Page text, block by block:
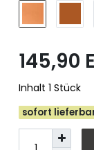
145,90
Inhalt 1 Stück
sofort